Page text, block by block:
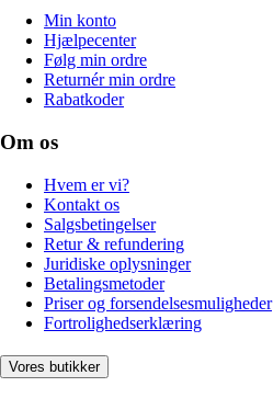
Min konto
Hjælpecenter
Følg min ordre
Returnér min ordre
Rabatkoder
Om os
Hvem er vi?
Kontakt os
Salgsbetingelser
Retur & refundering
Juridiske oplysninger
Betalingsmetoder
Priser og forsendelsesmuligheder
Fortrolighedserklæring
Vores butikker